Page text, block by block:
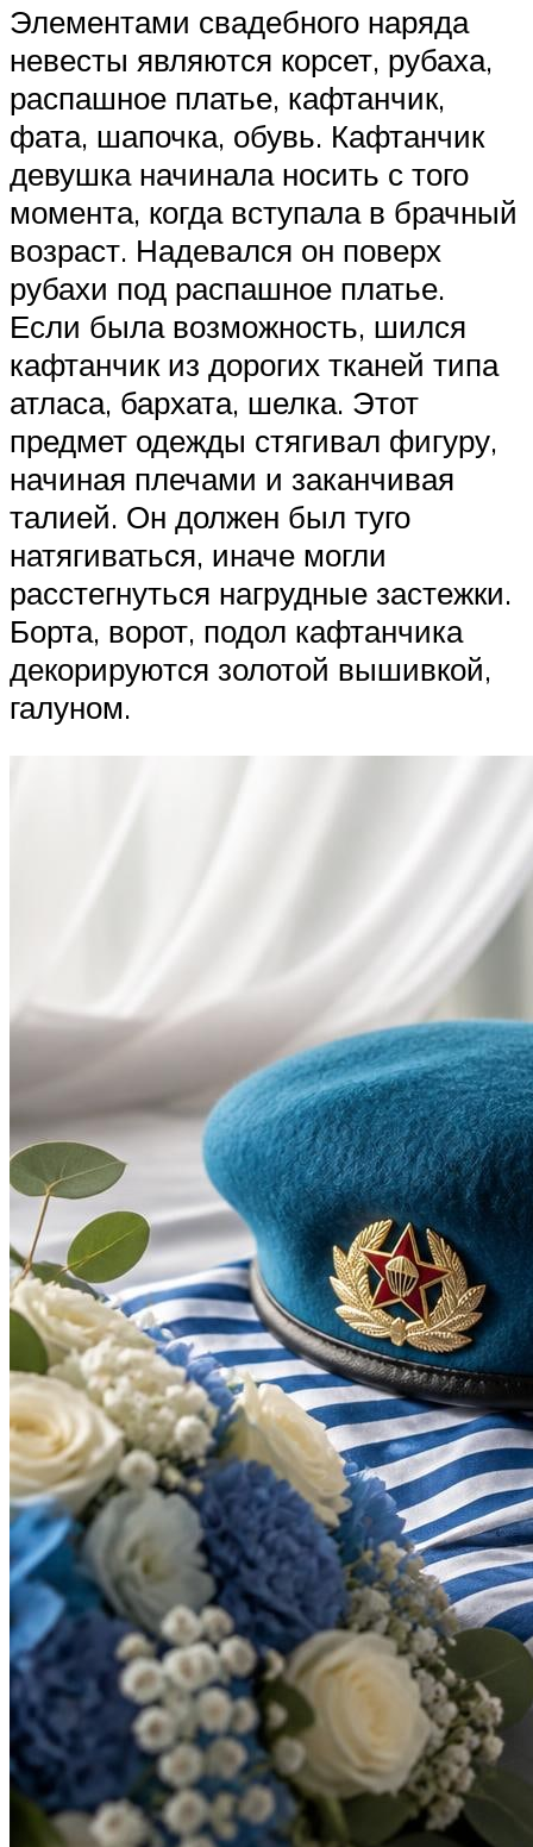
Элементами свадебного наряда
невесты являются корсет, рубаха,
распашное платье, кафтанчик,
фата, шапочка, обувь. Кафтанчик
девушка начинала носить с того
момента, когда вступала в брачный
возраст. Надевался он поверх
рубахи под распашное платье.
Если была возможность, шился
кафтанчик из дорогих тканей типа
атласа, бархата, шелка. Этот
предмет одежды стягивал фигуру,
начиная плечами и заканчивая
талией. Он должен был туго
натягиваться, иначе могли
расстегнуться нагрудные застежки.
Борта, ворот, подол кафтанчика
декорируются золотой вышивкой,
галуном.